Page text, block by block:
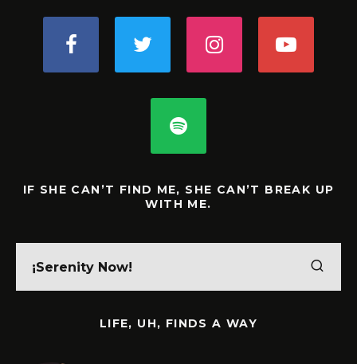
IF SHE CAN’T FIND ME, SHE CAN’T BREAK UP
WITH ME.
LIFE, UH, FINDS A WAY